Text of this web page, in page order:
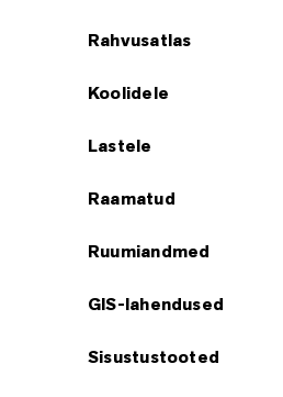
Rahvusatlas
Koolidele
Lastele
Raamatud
Ruumiandmed
GIS-lahendused
Sisustustooted